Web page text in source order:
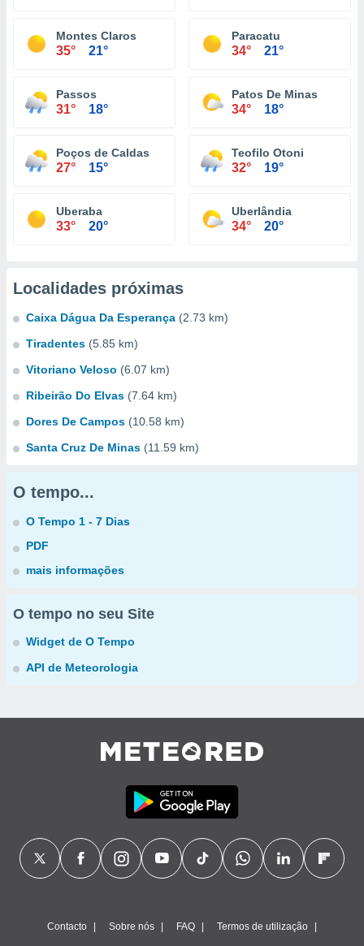
Montes Claros
35° 21°
Paracatu
34° 21°
Passos
31° 18°
Patos De Minas
34° 18°
Poços de Caldas
27° 15°
Teofilo Otoni
32° 19°
Uberaba
33° 20°
Uberlândia
34° 20°
Localidades próximas
Caixa Dágua Da Esperança (2.73 km)
Tiradentes (5.85 km)
Vitoriano Veloso (6.07 km)
Ribeirão Do Elvas (7.64 km)
Dores De Campos (10.58 km)
Santa Cruz De Minas (11.59 km)
O tempo...
O Tempo 1 - 7 Dias
PDF
mais informações
O tempo no seu Site
Widget de O Tempo
API de Meteorologia
Contacto Sobre nós FAQ Termos de utilização